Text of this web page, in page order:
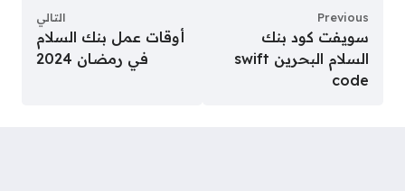
Previous
سويفت كود بنك
السلام البحرين swift
code
التالي
أوقات عمل بنك السلام
في رمضان 2024